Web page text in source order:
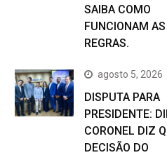
SAIBA COMO
FUNCIONAM AS
REGRAS.
agosto 5, 2026
DISPUTA PARA
PRESIDENTE:
CORONEL DIZ
DECISÃO DO